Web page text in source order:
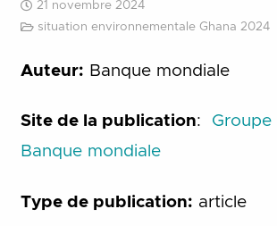
21 novembre 2024
situation environnementale Ghana 2024
Auteur: Banque mondiale
Site de la publication: Groupe
Banque mondiale
Type de publication: article